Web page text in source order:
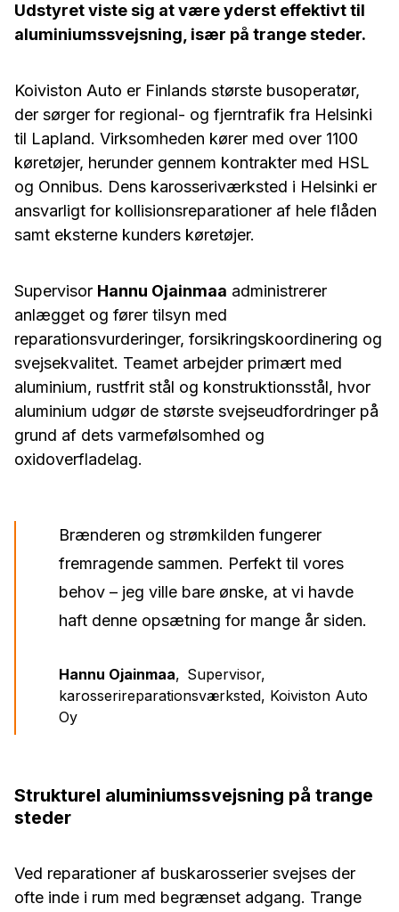
Udstyret viste sig at være yderst effektivt til
aluminiumssvejsning, især på trange steder.
Koiviston Auto er Finlands største busoperatør,
der sørger for regional- og fjerntrafik fra Helsinki
til Lapland. Virksomheden kører med over 1100
køretøjer, herunder gennem kontrakter med HSL
og Onnibus. Dens karosseriværksted i Helsinki er
ansvarligt for kollisionsreparationer af hele flåden
samt eksterne kunders køretøjer.
Supervisor Hannu Ojainmaa administrerer
anlægget og fører tilsyn med
reparationsvurderinger, forsikringskoordinering og
svejsekvalitet. Teamet arbejder primært med
aluminium, rustfrit stål og konstruktionsstål, hvor
aluminium udgør de største svejseudfordringer på
grund af dets varmefølsomhed og
oxidoverfladelag.
Brænderen og strømkilden fungerer
fremragende sammen. Perfekt til vores
behov – jeg ville bare ønske, at vi havde
haft denne opsætning for mange år siden.
Hannu Ojainmaa, Supervisor,
karosserireparationsværksted, Koiviston Auto
Oy
Strukturel aluminiumssvejsning på trange
steder
Ved reparationer af buskarosserier svejses der
ofte inde i rum med begrænset adgang. Trange